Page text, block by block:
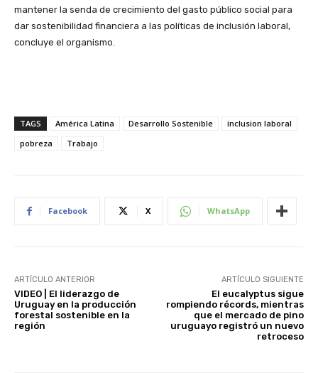
mantener la senda de crecimiento del gasto público social para
dar sostenibilidad financiera a las políticas de inclusión laboral,
concluye el organismo.
TAGS América Latina Desarrollo Sostenible
inclusion laboral
pobreza
Trabajo
Facebook X WhatsApp
ARTÍCULO ANTERIOR
VIDEO | El liderazgo de
Uruguay en la producción
forestal sostenible en la
región
ARTÍCULO SIGUIENTE
El eucalyptus sigue
rompiendo récords, mientras
que el mercado de pino
uruguayo registró un nuevo
retroceso